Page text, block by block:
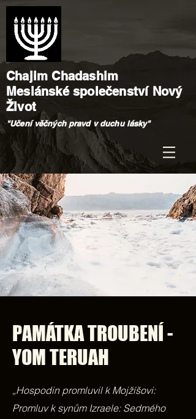
Chajim Chadashim
Mesiánské společenství Nový
Život
"Učení věčných pravd v duchu lásky"
PAMÁTKA TROUBENÍ -
YOM TERUAH
„Hospodin promluvil k Mojžíšovi:
Promluv k synům Izraele: Sedmého